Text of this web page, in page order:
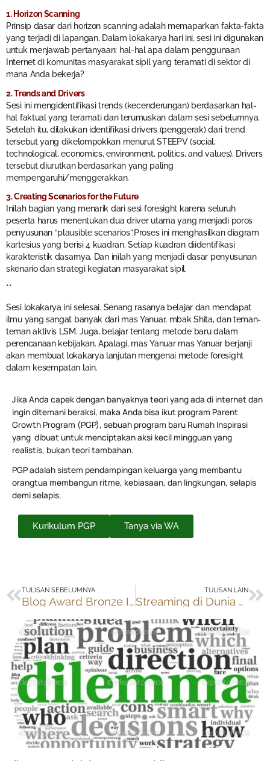
1. Horizon Scanning
Prinsip dasar dari horizon scanning adalah memaparkan fakta-fakta
yang terjadi di lapangan. Dalam lokakarya hari ini, sesi ini digunakan
untuk menjawab pertanyaan: hal-hal apa dalam penggunaan
Internet di komunitas masyarakat sipil yang teramati di sektor di
mana Anda bekerja?
2. Trends and Drivers
Sesi ini mengidentifikasi trends (kecenderungan) berdasarkan hal-
hal faktual yang teramati dan terumuskan dalam sesi sebelumnya.
Setelah itu, dilakukan identifikasi drivers (penggerak) dari trend
tersebut yang dikelompokkan menurut STEEPV (social,
technological, economics, environment, politics, and values). Drivers
tersebut diurutkan berdasarkan yang paling
mempengaruhi/menggerakkan.
3. Creating Scenarios for the Future
Inilah bagian yang menarik dari sesi foresight karena seluruh
peserta harus menentukan dua driver utama yang menjadi poros
penyusunan “plausible scenarios”.Proses ini menghasilkan diagram
kartesius yang berisi 4 kuadran. Setiap kuadran diidentifikasi
karakteristik dasarnya. Dan inilah yang menjadi dasar penyusunan
skenario dan strategi kegiatan masyarakat sipil.
**
Sesi lokakarya ini selesai. Senang rasanya belajar dan mendapat
ilmu yang sangat banyak dari mas Yanuar, mbak Shita, dan teman-
teman aktivis LSM. Juga, belajar tentang metode baru dalam
perencanaan kebijakan. Apalagi, mas Yanuar mas Yanuar berjanji
akan membuat lokakarya lanjutan mengenai metode foresight
dalam kesempatan lain.
Jika Anda capek dengan banyaknya teori yang ada di internet dan
ingin ditemani beraksi, maka Anda bisa ikut program Parent
Growth Program (PGP), sebuah program baru Rumah Inspirasi
yang dibuat untuk menciptakan aksi kecil mingguan yang
realistis, bukan teori tambahan.
PGP adalah sistem pendampingan keluarga yang membantu
orangtua membangun ritme, kebiasaan, dan lingkungan, selapis
demi selapis.
Kurikulum PGP Tanya via WA
Prev
TULISAN SEBELUMNYA
Blog Award Bronze ISBA 2010
TULISAN LAIN
Streaming di Dunia Virtual